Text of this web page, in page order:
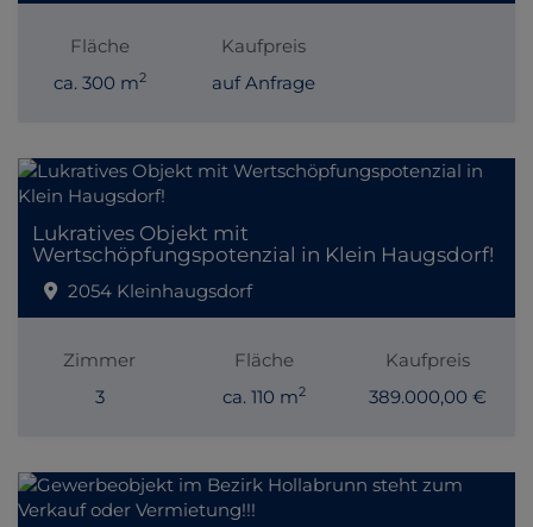
Fläche
ca. 300 m2
Kaufpreis
auf Anfrage
Lukratives Objekt mit
Wertschöpfungspotenzial in Klein Haugsdorf!
2054 Kleinhaugsdorf
Zimmer
3
Fläche
ca. 110 m2
Kaufpreis
389.000,00 €